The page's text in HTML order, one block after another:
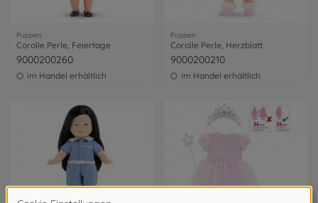
Puppen
Corolle Perle, Feiertage
9000200260
im Handel erhältlich
Puppen
Corolle Perle, Herzblatt
9000200210
im Handel erhältlich